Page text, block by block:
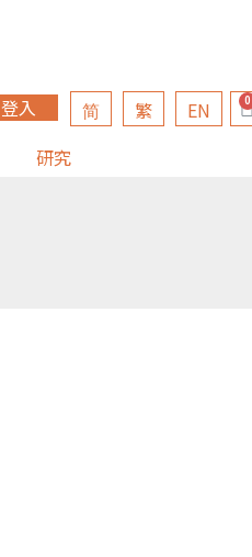
登入 简 繁
EN
研究